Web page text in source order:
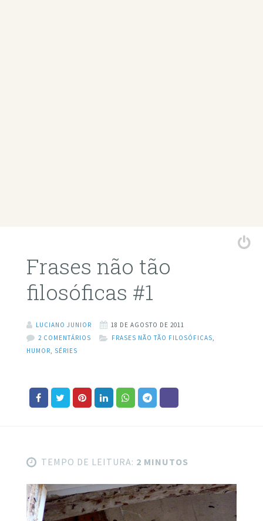
Frases não tão
filosóficas #1
LUCIANO JUNIOR
18 DE AGOSTO DE 2011
2 COMENTÁRIOS
FRASES NÃO TÃO FILOSÓFICAS
HUMOR
SÉRIES
TEMPO DE LEITURA: 2 MINUTOS